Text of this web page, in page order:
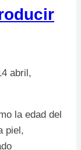
abril,
la edad del
piel,